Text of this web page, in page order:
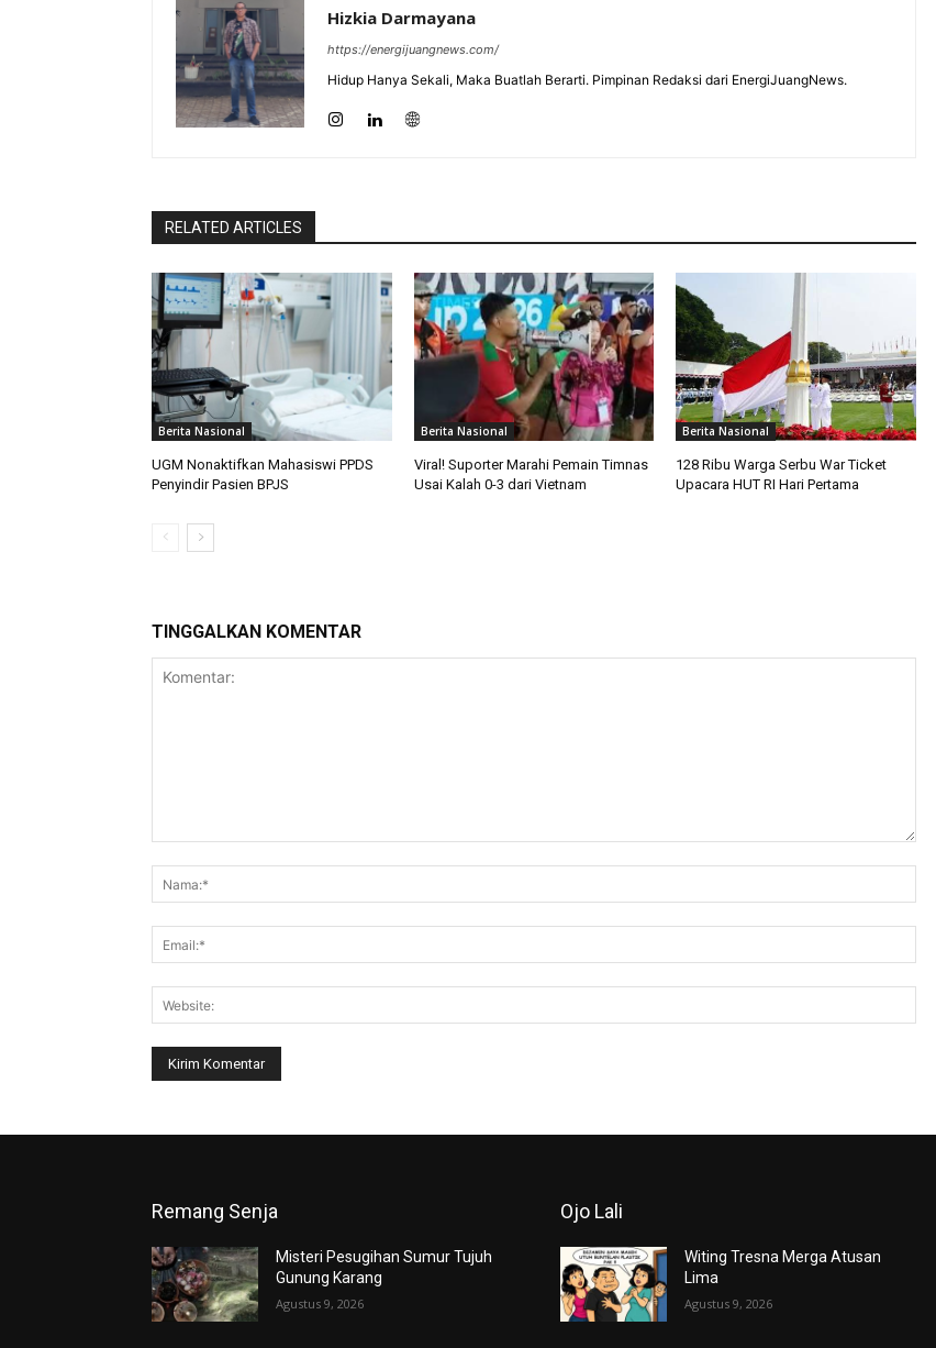
Hizkia Darmayana
https://energijuangnews.com/
Hidup Hanya Sekali, Maka Buatlah Berarti. Pimpinan Redaksi dari EnergiJuangNews.
RELATED ARTICLES
Berita Nasional
UGM Nonaktifkan Mahasiswi PPDS
Penyindir Pasien BPJS
Berita Nasional
Viral! Suporter Marahi Pemain Timnas
Usai Kalah 0-3 dari Vietnam
Berita Nasional
128 Ribu Warga Serbu War Ticket
Upacara HUT RI Hari Pertama
TINGGALKAN KOMENTAR
Remang Senja
Misteri Pesugihan Sumur Tujuh
Gunung Karang
Agustus 9, 2026
Ojo Lali
Witing Tresna Merga Atusan
Lima
Agustus 9, 2026